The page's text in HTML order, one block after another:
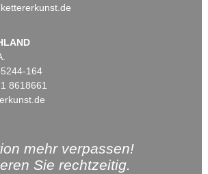
164
8618661
mehr verpassen!
Sie rechtzeitig.